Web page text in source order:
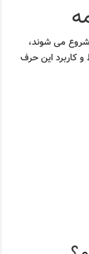
شروع می شوند،
کاربرد این حرف